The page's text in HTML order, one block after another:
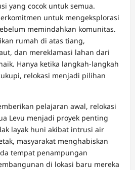
yang cocok untuk semua.
untuk mengeksplorasi
memindahkan komunitas.
rumah di atas tiang,
dan mereklamasi lahan dari
Hanya ketika langkah-langkah
relokasi menjadi pilihan
pelajaran awal, relokasi
Levu menjadi proyek penting
layak huni akibat intrusi air
masyarakat menghabiskan
tempat penampungan
di lokasi baru mereka